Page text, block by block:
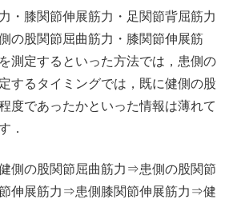
・膝関節伸展筋力・足関節背屈筋力
の股関節屈曲筋力・膝関節伸展筋
測定するといった方法では，患側の
するタイミングでは，既に健側の股
度であったかといった情報は薄れて
．
側の股関節屈曲筋力⇒患側の股関節
伸展筋力⇒患側膝関節伸展筋力⇒健